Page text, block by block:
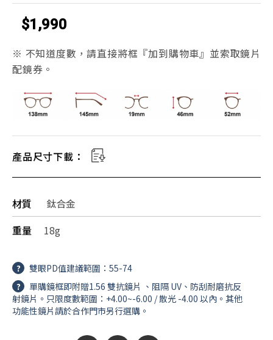
$1,990
※ 不知道度數，請直接將框『加到購物車』並索取鏡片
配鏡券。
產品尺寸下載：
材質
鈦合金
重量
18g
?
雙眼PD值建議範圍：55-74
?
單購鏡框即附贈1.56 雙抗鏡片 、阻隔 UV、防刮耐磨抗反
射鏡片。只限度數範圍：+4.00~-6.00 / 散光 -4.00 以內。其他
功能性鏡片請於合作門市另行選購。